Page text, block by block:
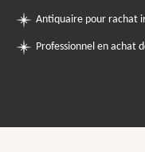
Antiquaire pour rachat
Professionnel en achat